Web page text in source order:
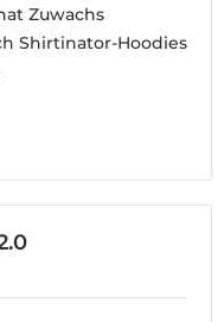
Zuwachs
Shirtinator-Hoodies